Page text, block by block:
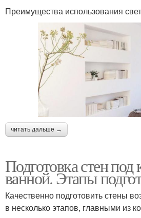
Преимущества использования
читать дальше →
Подготовка стен под
ванной. Этапы
Качественно подготовить стены
в несколько этапов, главными из